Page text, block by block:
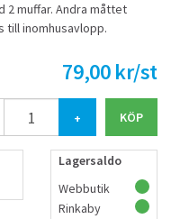
2 muffar. Andra måttet
till inomhusavlopp.
79,00 kr/st
+
Lagersaldo
Webbutik
Rinkaby